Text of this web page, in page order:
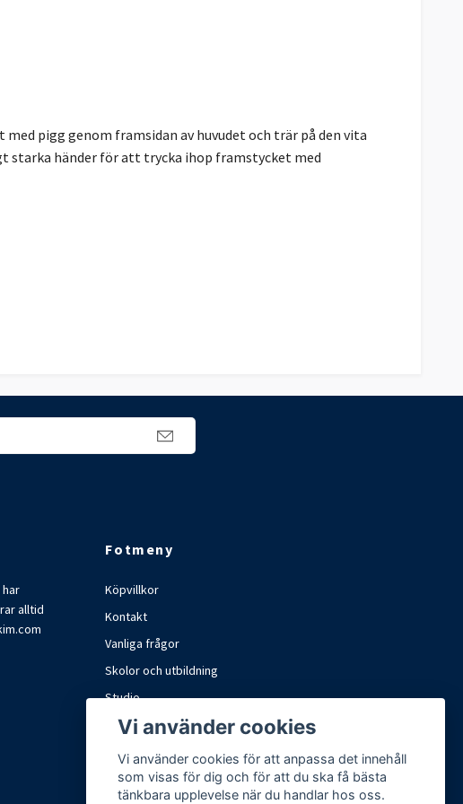
pigg genom framsidan av huvudet och trär på den vita
starka händer för att trycka ihop framstycket med
alltid
Fotmeny
Köpvillkor
Kontakt
Vanliga frågor
Skolor och utbildning
Studio
Marknader och mässor
Vi använder cookies
Vi använder cookies för att anpassa det innehåll
som visas för dig och för att du ska få bästa
tänkbara upplevelse när du handlar hos oss.